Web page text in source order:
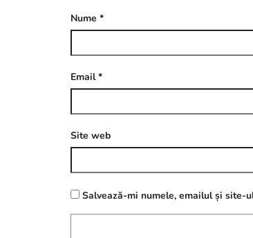
Nume *
Email*
Site web
Salvează-mi numele, emailul și site-